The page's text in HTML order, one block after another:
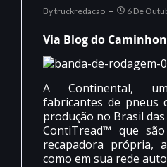
ByTruckredacao 6 De
Via Blog do
A Continental,
fabricantes de pneus
produção no Brasil
ContiTread™ que
recapadora própria,
como em sua rede